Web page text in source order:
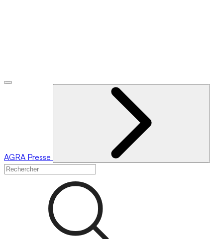
AGRA Presse